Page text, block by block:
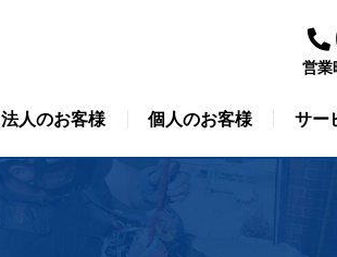
法人のお客様 個人のお客様 サー
営業